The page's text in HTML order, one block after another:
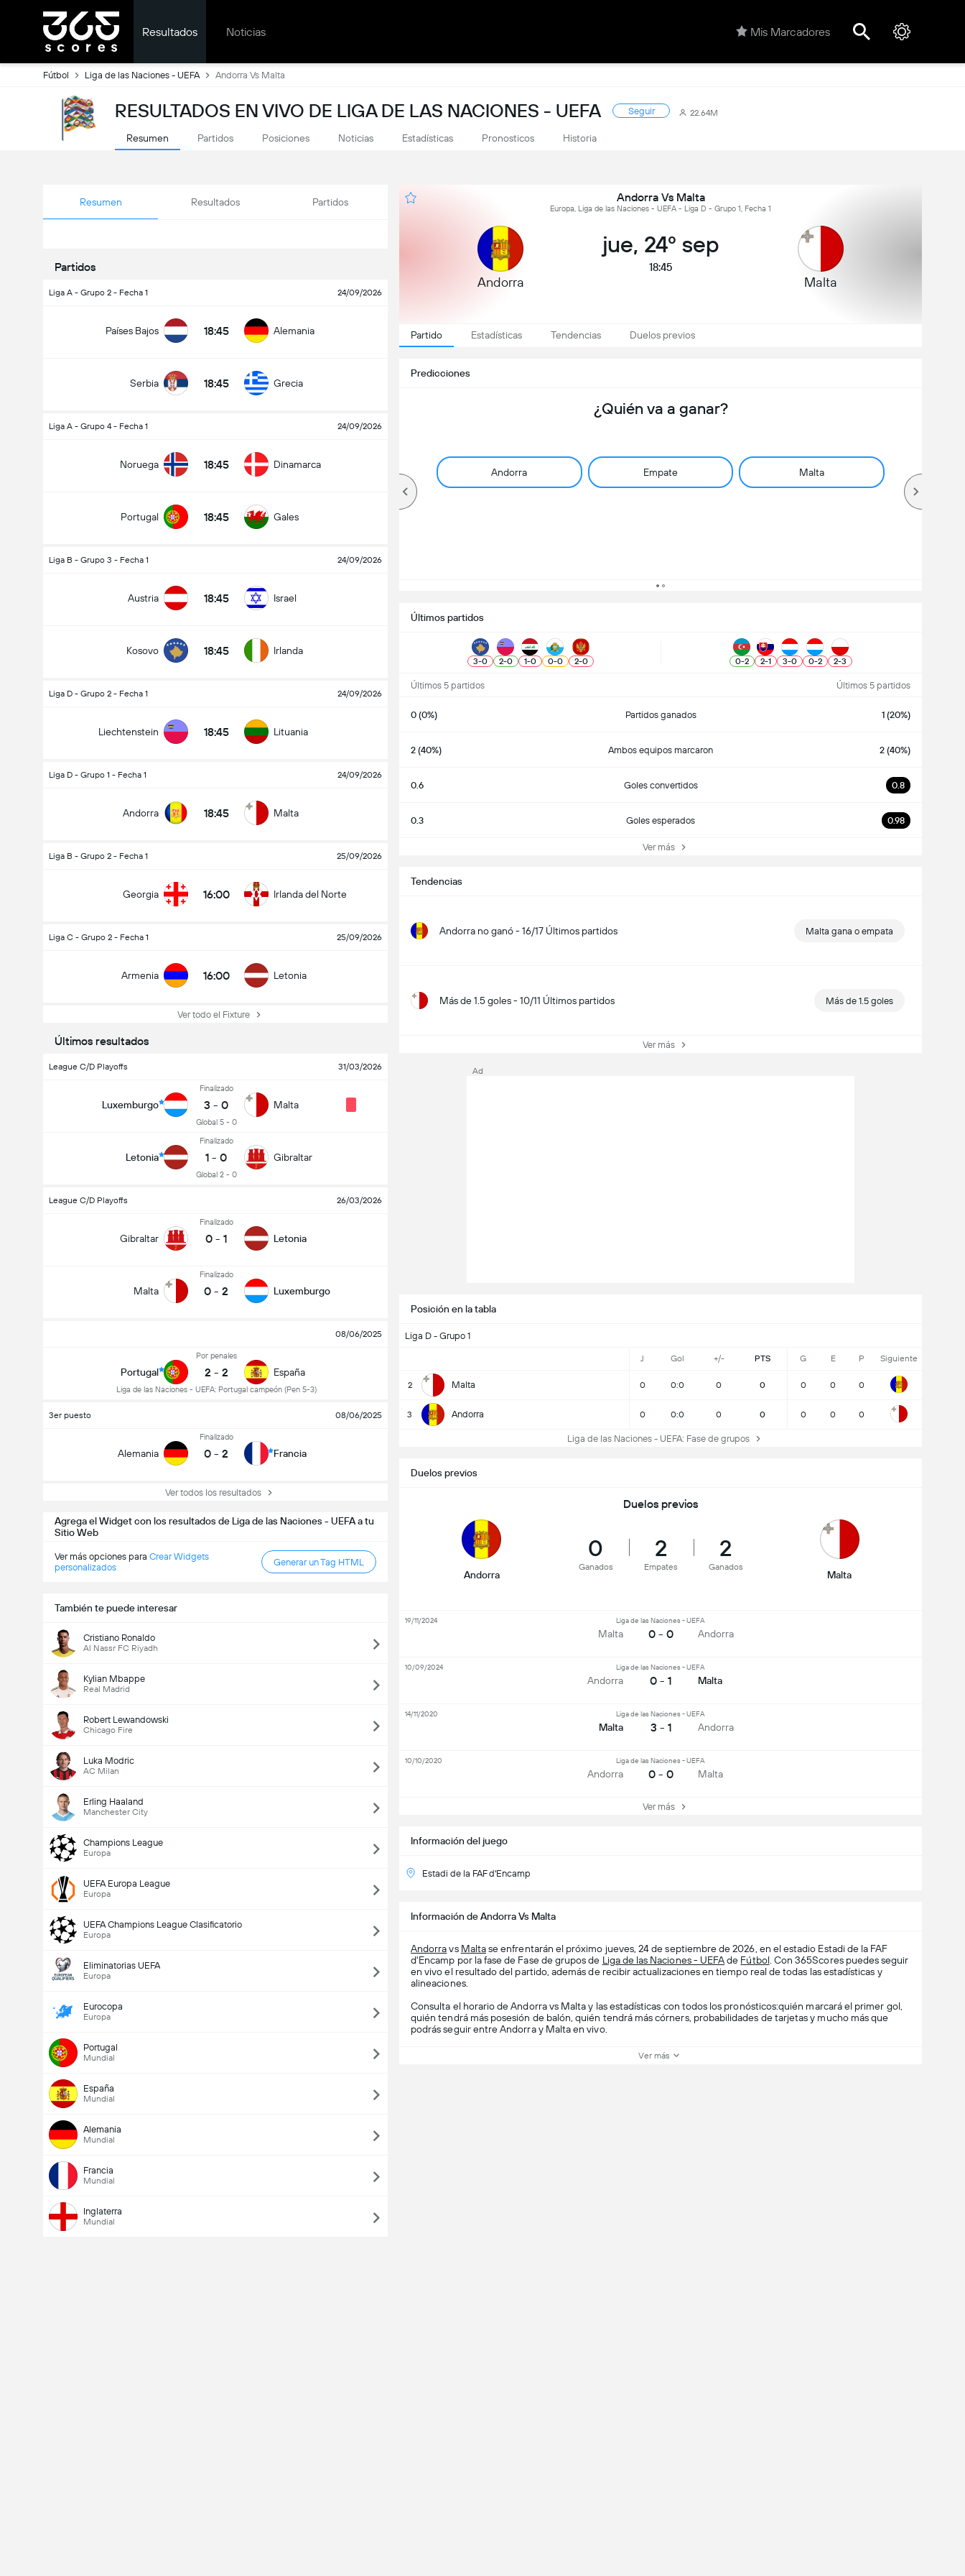
Resultados Noticias Mis Marcadores
Fútbol Liga de las Naciones - UEFA Andorra Vs Malta
RESULTADOS EN VIVO DE LIGA DE LAS NACIONES - UEFA Seguir 22.64M
Resumen Partidos Posiciones Noticias Estadísticas Pronosticos Historia
Resumen Resultados Partidos
Partidos
Liga A - Grupo 2 - Fecha 1 24/09/2026
Países Bajos 18:45 Alemania
Serbia 18:45 Grecia
Liga A - Grupo 4 - Fecha 1 24/09/2026
Noruega 18:45 Dinamarca
Portugal 18:45 Gales
Liga B - Grupo 3 - Fecha 1 24/09/2026
Austria 18:45 Israel
Kosovo 18:45 Irlanda
Liga D - Grupo 2 - Fecha 1 24/09/2026
Liechtenstein 18:45 Lituania
Liga D - Grupo 1 - Fecha 1 24/09/2026
Andorra 18:45 Malta
Liga B - Grupo 2 - Fecha 1 25/09/2026
Georgia 16:00 Irlanda del Norte
Liga C - Grupo 2 - Fecha 1 25/09/2026
Armenia 16:00 Letonia
Ver todo el Fixture
Últimos resultados
League C/D Playoffs 31/03/2026
Luxemburgo
Finalizado
3 - 0
Global 5 - 0
Malta
Letonia
Finalizado
1 - 0
Global 2 - 0
Gibraltar
League C/D Playoffs 26/03/2026
Gibraltar
Finalizado
0 - 1 Letonia
Malta
Finalizado
0 - 2 Luxemburgo
08/06/2025
Portugal
Por penales
2 - 2
Liga de las Naciones - UEFA: Portugal campeón (Pen 5-3)
España
3er puesto 08/06/2025
Alemania
Finalizado
0 - 2 Francia
Ver todos los resultados
Agrega el Widget con los resultados de Liga de las Naciones - UEFA a tu
Sitio Web
Ver más opciones para Crear Widgets
personalizados
Generar un Tag HTML
También te puede interesar
Cristiano Ronaldo
Al Nassr FC Riyadh
Kylian Mbappe
Real Madrid
Robert Lewandowski
Chicago Fire
Luka Modric
AC Milan
Erling Haaland
Manchester City
Champions League
Europa
UEFA Europa League
Europa
UEFA Champions League Clasificatorio
Europa
Eliminatorias UEFA
Europa
Eurocopa
Europa
Portugal
Mundial
España
Mundial
Alemania
Mundial
Francia
Mundial
Inglaterra
Mundial
Andorra Vs Malta
Europa, Liga de las Naciones - UEFA - Liga D - Grupo 1, Fecha 1
Andorra
jue, 24º sep
18:45
Malta
Partido Estadísticas Tendencias Duelos previos
Predicciones
¿Quién va a ganar?
Andorra Empate Malta
Más de
Últimos partidos
3-0 2-0 1-0 0-0 2-0 0-2 2-1 3-0 0-2 2-3
Últimos 5 partidos Últimos 5 partidos
0 (0%) Partidos ganados 1 (20%)
2 (40%) Ambos equipos marcaron 2 (40%)
0.6 Goles convertidos 0.8
0.3 Goles esperados 0.98
Ver más
Tendencias
Andorra no ganó - 16/17 Últimos partidos Malta gana o empata
Más de 1.5 goles - 10/11 Últimos partidos Más de 1.5 goles
Ver más
Posición en la tabla
Liga D - Grupo 1
J Gol +/- PTS G E P Siguiente
2 Malta 0 0:0 0 0 0 0 0
3 Andorra 0 0:0 0 0 0 0 0
Liga de las Naciones - UEFA: Fase de grupos
Información del juego
Estadi de la FAF d'Encamp
Duelos previos
Duelos previos
Andorra
0
Ganados
2
Empates
2
Ganados
Malta
Malta
Liga de las Naciones - UEFA
0 - 0 Andorra
19/11/2024
Andorra
Liga de las Naciones - UEFA
0 - 1 Malta
10/09/2024
Malta
Liga de las Naciones - UEFA
3 - 1 Andorra
14/11/2020
Andorra
Liga de las Naciones - UEFA
0 - 0 Malta
10/10/2020
Ver más
Ad
Información de Andorra Vs Malta
Andorravs Maltase enfrentarán el próximo jueves, 24 de septiembre de 2026, en el estadio Estadi de la FAF
d'Encamp por la fase de Fase de grupos de Liga de las Naciones - UEFAde Fútbol . Con 365Scores puedes seguir
en vivo el resultado del partido, además de recibir actualizaciones en tiempo real de todas las estadísticas y
alineaciones.
Consulta el horario de Andorra vs Malta y las estadísticas con todos los pronósticos:quién marcará el primer gol,
quién tendrá más posesión de balón, quién tendrá más córners, probabilidades de tarjetas y mucho más que
podrás seguir entre Andorra y Malta en vivo.
Ver más